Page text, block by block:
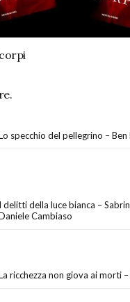
specchio del pellegrino –
I delitti della luce bianca –
Cambiaso
ricchezza non giova ai morti